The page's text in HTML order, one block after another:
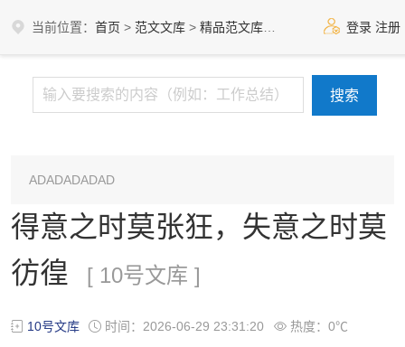
当前位置： 首页 > 范文文库 > 精品范文库 10号文库 登录 注册
ADADADADAD
得意之时莫张狂，失意之时莫
彷徨
[ 10号文库 ]
10号文库 时间：2026-06-29 23:31:20
热度：0℃